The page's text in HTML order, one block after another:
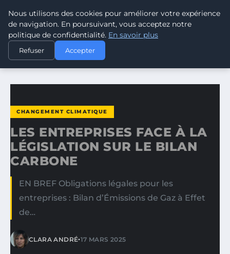
CLIMATE RESPONSE BLOG
ACCUEIL
CHANGEMENT CLIMATIQUE
LES ENTREPRISES FACE À LA LÉGISLATION SUR LE BILAN…
CHANGEMENT CLIMATIQUE
LES ENTREPRISES FACE À LA
LÉGISLATION SUR LE BILAN
CARBONE
EN BREF Obligations légales pour les
entreprises : Bilan d’Émissions de Gaz à Effet
de…
CLARA ANDRÉ•17 MARS 2025
Nous utilisons des cookies pour améliorer votre expérience
de navigation. En poursuivant, vous acceptez notre
politique de confidentialité. En savoir plus
Refuser Accepter